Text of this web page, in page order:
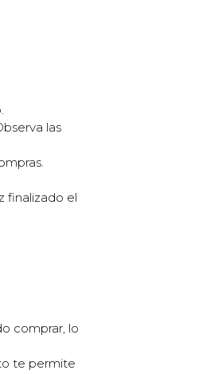
las
finalizado el
comprar, lo
te permite